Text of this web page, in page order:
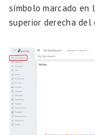
símbolo marcado
superior derecha del